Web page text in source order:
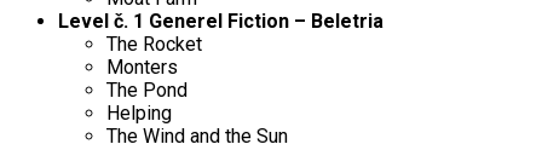
Level č. 1 Generel Fiction – Beletria
The Rocket
Monters
The Pond
Helping
The Wind and the Sun